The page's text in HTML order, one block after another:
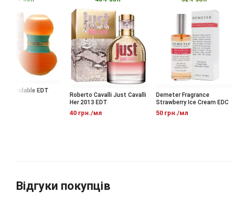
EDT
Roberto Cavalli Just Cavalli
Her 2013 EDT
40 грн./мл
Demeter Fragrance
Strawberry Ice Cream EDC
50 грн./мл
Відгуки покупців